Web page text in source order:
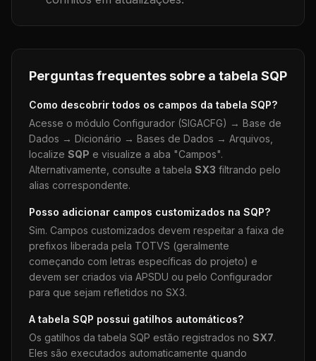
Perguntas frequentes sobre a tabela SQP
Como descobrir todos os campos da tabela SQP?
Acesse o módulo Configurador (SIGACFG) → Base de
Dados → Dicionário → Bases de Dados → Arquivos,
localize SQP e visualize a aba "Campos".
Alternativamente, consulte a tabela SX3 filtrando pelo
alias correspondente.
Posso adicionar campos customizados na SQP?
Sim. Campos customizados devem respeitar a faixa de
prefixos liberada pela TOTVS (geralmente
começando com letras específicas do projeto) e
devem ser criados via APSDU ou pelo Configurador
para que sejam refletidos no SX3.
A tabela SQP possui gatilhos automáticos?
Os gatilhos da tabela SQP estão registrados no SX7.
Eles são executados automaticamente quando